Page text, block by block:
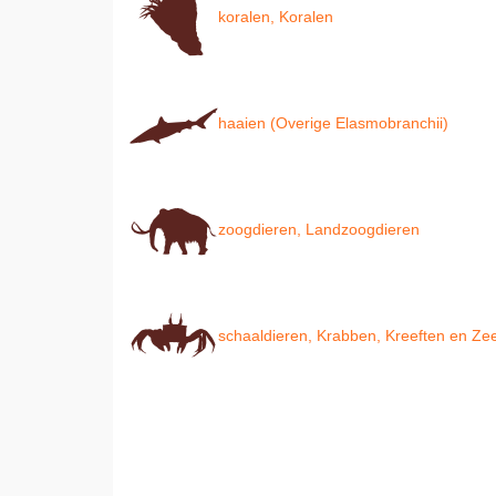
koralen, Koralen
haaien (Overige Elasmobranchii)
zoogdieren, Landzoogdieren
schaaldieren, Krabben, Kreeften en